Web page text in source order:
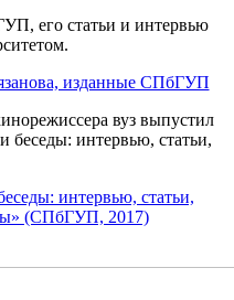
его статьи и интервью
изданные СПбГУП
вуз выпустил
беседы: интервью, статьи,
интервью, статьи,
(СПбГУП, 2017)